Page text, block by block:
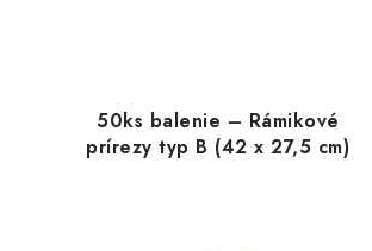
50ks balenie – Rámikové
prírezy typ B (42 x 27,5 cm)